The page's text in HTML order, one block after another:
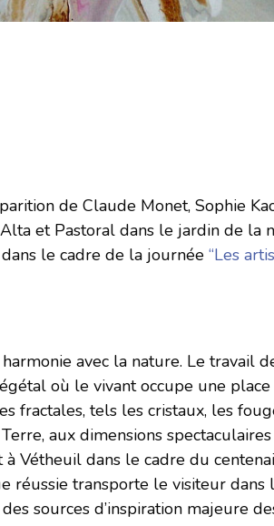
de Claude Monet, Sophie
et Pastoral dans le jardin de la
le cadre de la journée “Les
avec la nature. Le travail
où le vivant occupe une
fractales, tels les cristaux, les
aux dimensions
Vétheuil dans le cadre du
réussie transporte le visiteur dans
sources d’inspiration majeure